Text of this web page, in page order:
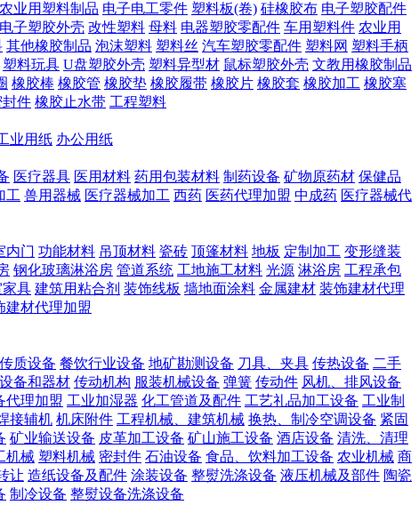
业用塑料制品 电子电工零件 塑料板(卷) 硅橡胶布 电子塑胶配件
电子塑胶外壳 改性塑料 母料 电器塑胶零配件 车用塑料件 农业用
其他橡胶制品 泡沫塑料 塑料丝 汽车塑胶零配件 塑料网 塑料手柄
塑料玩具 U盘塑胶外壳 塑料异型材 鼠标塑胶外壳 文教用橡胶制品
橡胶棒 橡胶管 橡胶垫 橡胶履带 橡胶片 橡胶套 橡胶加工 橡胶塞
件 橡胶止水带 工程塑料
业用纸 办公用纸
医疗器具 医用材料 药用包装材料 制药设备 矿物原药材 保健品
工 兽用器械 医疗器械加工 西药 医药代理加盟 中成药 医疗器械代
内门 功能材料 吊顶材料 瓷砖 顶篷材料 地板 定制加工 变形缝装
钢化玻璃淋浴房 管道系统 工地施工材料 光源 淋浴房 工程承包
具 建筑用粘合剂 装饰线板 墙地面涂料 金属建材 装饰建材代理
建材代理加盟
传质设备 餐饮行业设备 地矿勘测设备 刀具、夹具 传热设备 二手
备和器材 传动机构 服装机械设备 弹簧 传动件 风机、排风设备
代理加盟 工业加湿器 化工管道及配件 工艺礼品加工设备 工业制
接辅机 机床附件 工程机械、建筑机械 换热、制冷空调设备 紧固
矿业输送设备 皮革加工设备 矿山施工设备 酒店设备 清洗、清理
机械 塑料机械 密封件 石油设备 食品、饮料加工设备 农业机械 商
让 造纸设备及配件 涂装设备 整熨洗涤设备 液压机械及部件 陶瓷
制冷设备 整熨设备洗涤设备